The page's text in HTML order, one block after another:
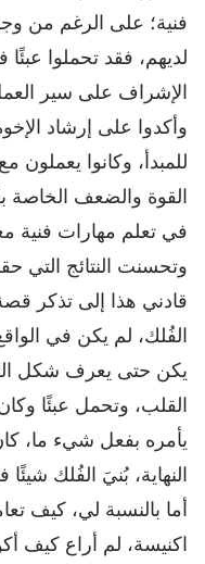
فنية؛ على الرغم من
لديهم، فقد تحملوا
الإشراف على سير
وأكدوا على إرشاد
للمبدأ، وكانوا يعملون
القوة والضعف الخاصة
في تعلم مهارات فنية
وتحسنت النتائج التي
قادني هذا إلى تذكر
الفُلك، لم يكن في
يكن حتى يعرف شكل
القلب، وتحمل عبئًا
يأمره بفعل شيء ما،
النهاية، بُنيَ الفُلك
أما بالنسبة لي، كيف
اكنيسة، لم أراع كيف